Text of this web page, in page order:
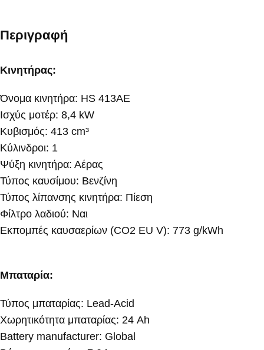
Περιγραφή
Κινητήρας:
Όνομα κινητήρα: HS 413AE
Ισχύς μοτέρ: 8,4 kW
Κυβισμός: 413 cm³
Κύλινδροι: 1
Ψύξη κινητήρα: Αέρας
Τύπος καυσίμου: Βενζίνη
Τύπος λίπανσης κινητήρα: Πίεση
Φίλτρο λαδιού: Ναι
Εκπομπές καυσαερίων (CO2 EU V): 773 g/kWh
Μπαταρία:
Τύπος μπαταρίας: Lead-Acid
Χωρητικότητα μπαταρίας: 24 Ah
Battery manufacturer: Global